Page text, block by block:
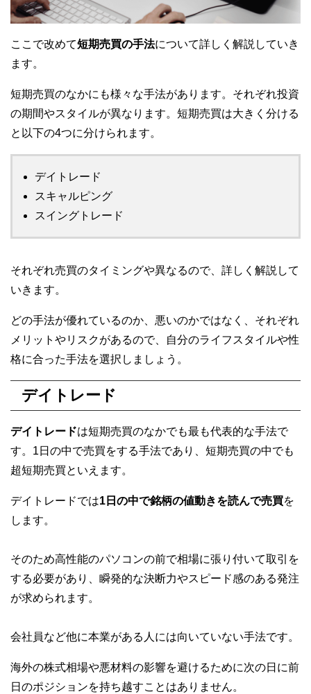
ここで改めて短期売買の手法について詳しく解説していき
ます。
短期売買のなかにも様々な手法があります。それぞれ投資
の期間やスタイルが異なります。短期売買は大きく分ける
と以下の4つに分けられます。
デイトレード
スキャルピング
スイングトレード
それぞれ売買のタイミングや異なるので、詳しく解説して
いきます。
どの手法が優れているのか、悪いのかではなく、それぞれ
メリットやリスクがあるので、自分のライフスタイルや性
格に合った手法を選択しましょう。
デイトレード
デイトレードは短期売買のなかでも最も代表的な手法で
す。1日の中で売買をする手法であり、短期売買の中でも
超短期売買といえます。
デイトレードでは1日の中で銘柄の値動きを読んで売買を
します。
そのため高性能のパソコンの前で相場に張り付いて取引を
する必要があり、瞬発的な決断力やスピード感のある発注
が求められます。
会社員など他に本業がある人には向いていない手法です。
海外の株式相場や悪材料の影響を避けるために次の日に前
日のポジションを持ち越すことはありません。